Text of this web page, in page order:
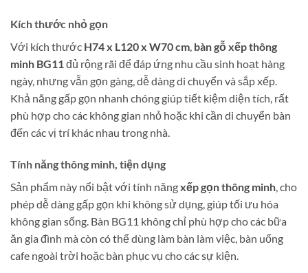
Kích thước nhỏ gọn
Với kích thước H74 x L120 x W70 cm, bàn gỗ xếp thông
minh BG11đủ rộng rãi để đáp ứng nhu cầu sinh hoạt hàng
ngày, nhưng vẫn gọn gàng, dễ dàng di chuyển và sắp xếp.
Khả năng gấp gọn nhanh chóng giúp tiết kiệm diện tích, rất
phù hợp cho các không gian nhỏ hoặc khi cần di chuyển bàn
đến các vị trí khác nhau trong nhà.
Tính năng thông minh, tiện dụng
Sản phẩm này nổi bật với tính năngxếp gọn thông minh, cho
phép dễ dàng gấp gọn khi không sử dụng, giúp tối ưu hóa
không gian sống. Bàn BG11 không chỉ phù hợp cho các bữa
ăn gia đình mà còn có thể dùng làm bàn làm việc, bàn uống
cafe ngoài trời hoặc bàn phục vụ cho các sự kiện.